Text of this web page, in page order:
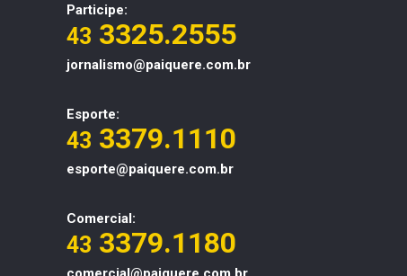
Participe:
43 3325.2555
jornalismo@paiquere.com.br
Esporte:
43 3379.1110
esporte@paiquere.com.br
Comercial:
43 3379.1180